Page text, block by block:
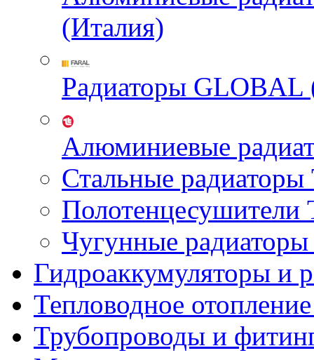
(Италия)
Радиаторы GLOBAL
Алюминиевые
Стальные
Чугунные
Гидроаккумуляторы и
Тепловодное
Трубопроводы и